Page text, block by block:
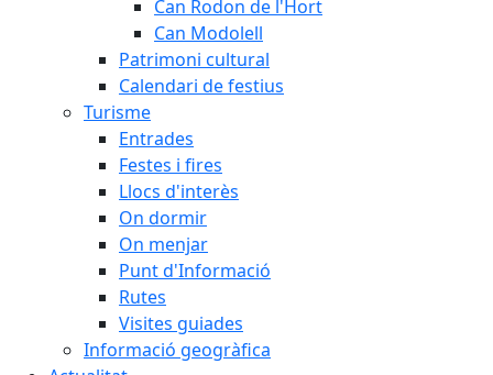
Can Rodon de l'Hort
Can Modolell
Patrimoni cultural
Calendari de festius
Turisme
Entrades
Festes i fires
Llocs d'interès
On dormir
On menjar
Punt d'Informació
Rutes
Visites guiades
Informació geogràfica